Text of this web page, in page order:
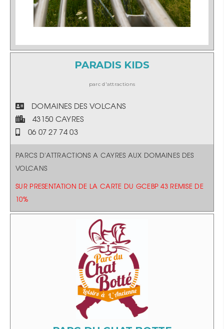
PARADIS KIDS
parc d'attractions
DOMAINES DES VOLCANS
43150 CAYRES
06 07 27 74 03
PARCS D'ATTRACTIONS A CAYRES AUX DOMAINES DES
VOLCANS
SUR PRESENTATION DE LA CARTE DU GCEBP 43 REMISE DE
10%